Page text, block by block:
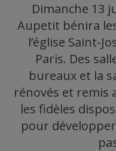
Dimanche 13
Aupetit bénira
l’église Saint-
Paris. Des
bureaux et la
rénovés et remis
les fidèles
pour